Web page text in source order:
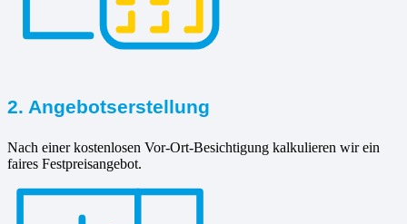
2. Angebotserstellung
Nach einer kostenlosen Vor-Ort-Besichtigung kalkulieren wir ein
faires Festpreisangebot.